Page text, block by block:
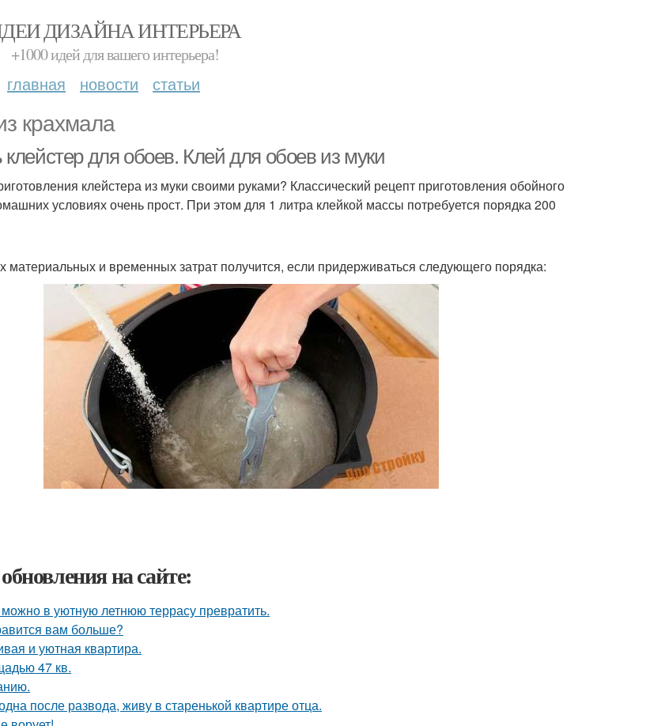
ДИЗАЙНА ИНТЕРЬЕРА
+1000 идей для вашего интерьера!
главная новости статьи
крахмала
клейстер для обоев. Клей для обоев из муки
клейстера из муки своими руками? Классический рецепт приготовления обойного
условиях очень прост. При этом для 1 литра клейкой массы потребуется порядка 200
материальных и временных затрат получится, если придерживаться следующего порядка:
на сайте:
в уютную летнюю террасу превратить.
вам больше?
и уютная квартира.
47 кв.
после развода, живу в старенькой квартире отца.